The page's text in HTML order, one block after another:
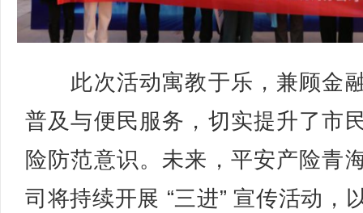
此次活动寓教于乐，兼顾金
普及与便民服务，切实提升了市
险防范意识。未来，平安产险青
司将持续开展 “三进” 宣传活动，